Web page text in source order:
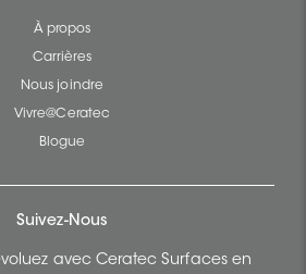
À propos
Carrières
Nous joindre
Vivre@Ceratec
Blogue
Suivez-Nous
avec Ceratec Surfaces en